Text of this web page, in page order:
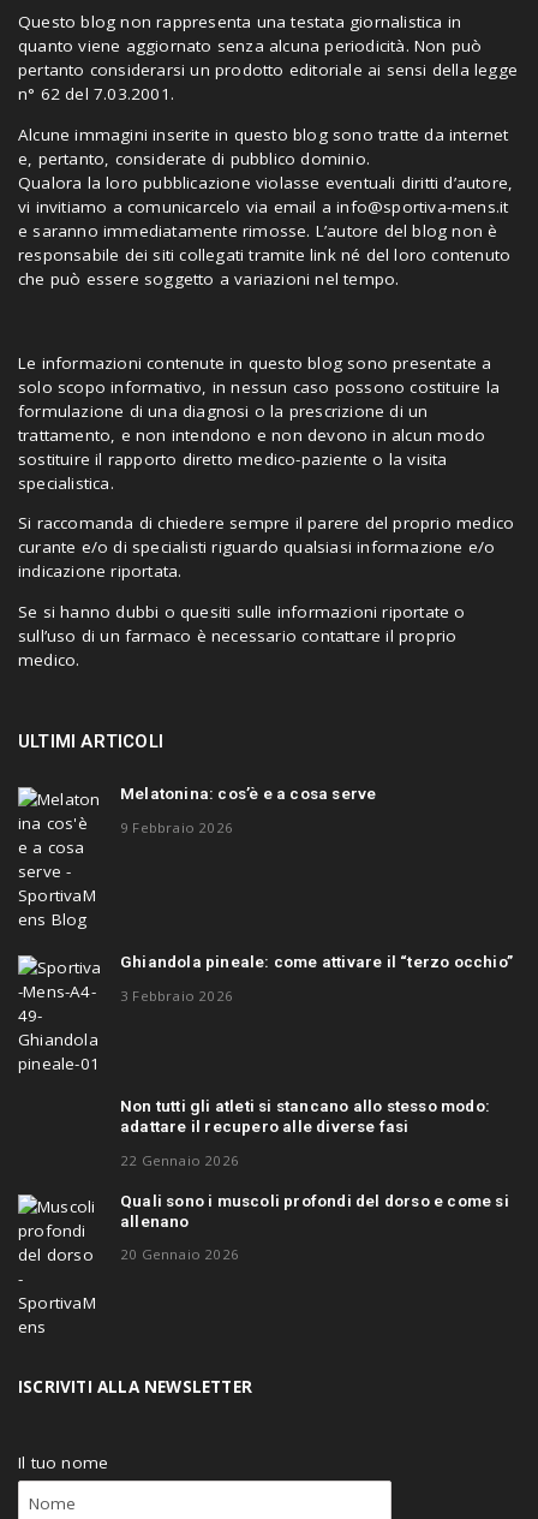
Questo blog non rappresenta una testata giornalistica in
quanto viene aggiornato senza alcuna periodicità. Non può
pertanto considerarsi un prodotto editoriale ai sensi della legge
n° 62 del 7.03.2001.
Alcune immagini inserite in questo blog sono tratte da internet
e, pertanto, considerate di pubblico dominio.
Qualora la loro pubblicazione violasse eventuali diritti d’autore,
vi invitiamo a comunicarcelo via email ainfo@sportiva-mens.it
e saranno immediatamente rimosse. L’autore del blog non è
responsabile dei siti collegati tramite link né del loro contenuto
che può essere soggetto a variazioni nel tempo.
Le informazioni contenute in questo blog sono presentate a
solo scopo informativo, in nessun caso possono costituire la
formulazione di una diagnosi o la prescrizione di un
trattamento, e non intendono e non devono in alcun modo
sostituire il rapporto diretto medico-paziente o la visita
specialistica.
Si raccomanda di chiedere sempre il parere del proprio medico
curante e/o di specialisti riguardo qualsiasi informazione e/o
indicazione riportata.
Se si hanno dubbi o quesiti sulle informazioni riportate o
sull’uso di un farmaco è necessario contattare il proprio
medico.
ULTIMI ARTICOLI
Melatonina: cos’è e a cosa serve
9 Febbraio 2026
Ghiandola pineale: come attivare il “terzo occhio”
3 Febbraio 2026
Non tutti gli atleti si stancano allo stesso modo:
adattare il recupero alle diverse fasi
22 Gennaio 2026
Quali sono i muscoli profondi del dorso e come si
allenano
20 Gennaio 2026
ISCRIVITI ALLA NEWSLETTER
Il tuo nome